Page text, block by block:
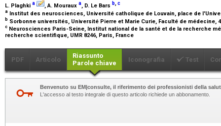
L. Plaghki a , A. Mouraux a, D. Le Bars b,c
a Institut des neurosciences, Université catholique de Louvain, place de
b Sorbonne universités, Université Pierre et Marie Curie, Faculté de médecine,
c Neurosciences Paris-Seine, Institut national de la santé et de la recherche
recherche scientifique, UMR 8246, Paris, France
PDF Articolo
Riassunto
Parole chiave
Iconografia Test
Benvenuto su EM|consulte, il riferimento dei professionisti della
L'accesso al testo integrale di questo articolo richiede un abbonamento.